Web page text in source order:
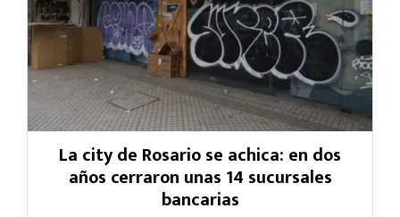
La city de Rosario se achica: en dos
años cerraron unas 14 sucursales
bancarias